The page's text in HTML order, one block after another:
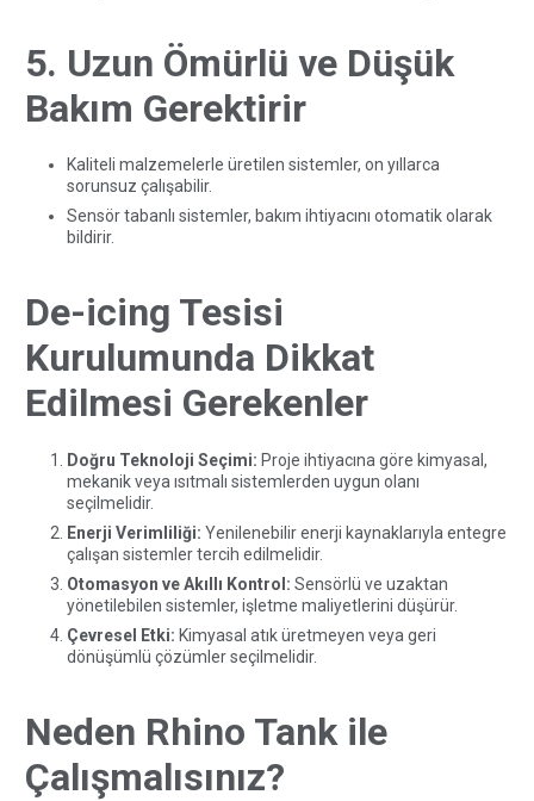
5. Uzun Ömürlü ve Düşük
Bakım Gerektirir
Kaliteli malzemelerle üretilen sistemler, on yıllarca
sorunsuz çalışabilir.
Sensör tabanlı sistemler, bakım ihtiyacını otomatik olarak
bildirir.
De-icing Tesisi
Kurulumunda Dikkat
Edilmesi Gerekenler
Doğru Teknoloji Seçimi: Proje ihtiyacına göre kimyasal,
mekanik veya ısıtmalı sistemlerden uygun olanı
seçilmelidir.
Enerji Verimliliği: Yenilenebilir enerji kaynaklarıyla entegre
çalışan sistemler tercih edilmelidir.
Otomasyon ve Akıllı Kontrol: Sensörlü ve uzaktan
yönetilebilen sistemler, işletme maliyetlerini düşürür.
Çevresel Etki: Kimyasal atık üretmeyen veya geri
dönüşümlü çözümler seçilmelidir.
Neden Rhino Tank ile
Çalışmalısınız?